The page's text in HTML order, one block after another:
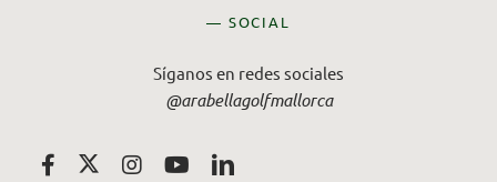
— SOCIAL
Síganos en redes sociales
@arabellagolfmallorca